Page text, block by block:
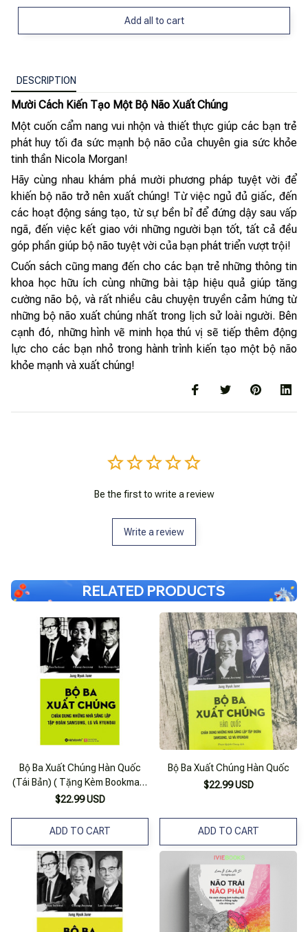
Add all to cart
DESCRIPTION
Mười Cách Kiến Tạo Một Bộ Não Xuất Chúng
Một cuốn cẩm nang vui nhộn và thiết thực giúp các bạn trẻ
phát huy tối đa sức mạnh bộ não của chuyên gia sức khỏe
tinh thần Nicola Morgan!
Hãy cùng nhau khám phá mười phương pháp tuyệt vời để
khiến bộ não trở nên xuất chúng! Từ việc ngủ đủ giấc, đến
các hoạt động sáng tạo, từ sự bền bỉ để đứng dậy sau vấp
ngã, đến việc kết giao với những người bạn tốt, tất cả đều
góp phần giúp bộ não tuyệt vời của bạn phát triển vượt trội!
Cuốn sách cũng mang đến cho các bạn trẻ những thông tin
khoa học hữu ích cùng những bài tập hiệu quả giúp tăng
cường não bộ, và rất nhiều câu chuyện truyền cảm hứng từ
những bộ não xuất chúng nhất trong lịch sử loài người. Bên
cạnh đó, những hình vẽ minh họa thú vị sẽ tiếp thêm động
lực cho các bạn nhỏ trong hành trình kiến tạo một bộ não
khỏe mạnh và xuất chúng!
Be the first to write a review
Write a review
RELATED PRODUCTS
Bộ Ba Xuất Chúng Hàn Quốc
(Tái Bản) ( Tặng Kèm Bookmark
Sáng Tạo )
$22.99 USD
ADD TO CART
Bộ Ba Xuất Chúng Hàn Quốc
$22.99 USD
ADD TO CART